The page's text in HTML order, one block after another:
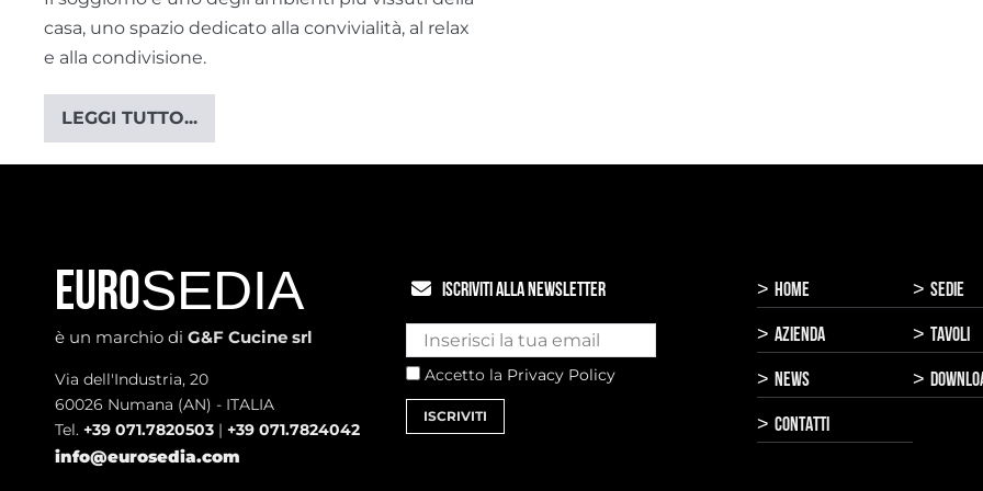
casa, uno spazio dedicato alla convivialità, al relax
e alla condivisione.
LEGGI TUTTO...
Tavolo
da
salotto
design
EUROSEDIA
è un marchio di G&F Cucine srl
Via dell'Industria, 20
60026 Numana (AN) - ITALIA
Tel. +39 071.7820503 | +39 071.7824042
info@eurosedia.com
ISCRIVITI ALLA NEWSLETTER
Accetto la Privacy Policy
ISCRIVITI
> HOME
> AZIENDA
> NEWS
> CONTATTI
> SEDIE
> TAVOLI
>